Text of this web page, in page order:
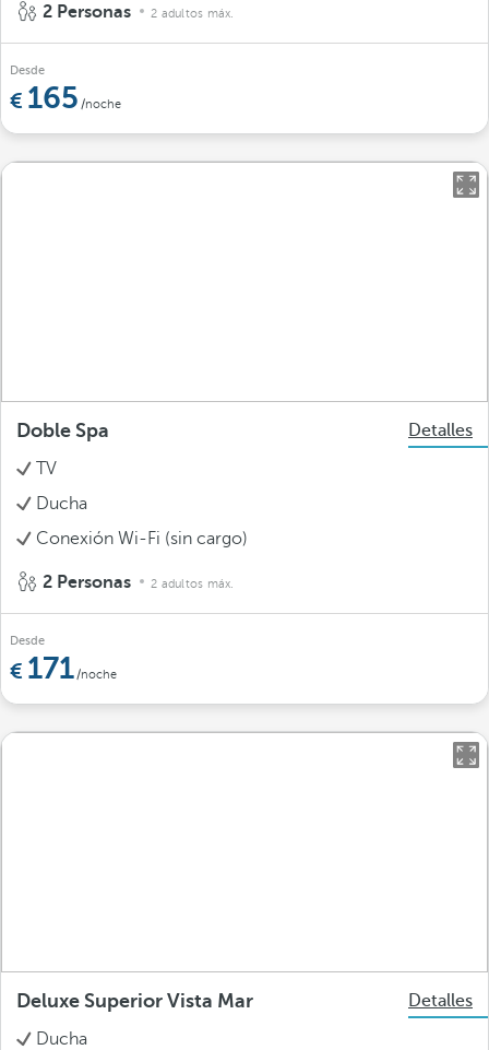
2 Personas 2 adultos máx.
Desde
165 /noche
Doble Spa
Detalles
TV
Ducha
Conexión Wi-Fi (sin cargo)
2 Personas 2 adultos máx.
Desde
171 /noche
Deluxe Superior Vista Mar
Detalles
Ducha